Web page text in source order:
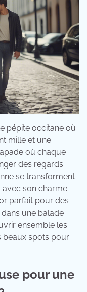
pépite occitane où
mille et une
où chaque
des regards
se transforment
avec son charme
parfait pour des
une balade
ensemble les
beaux spots pour
pour une